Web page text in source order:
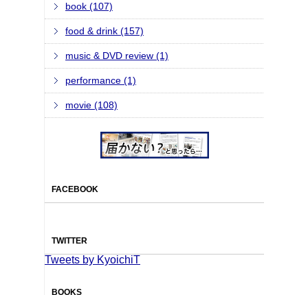
book (107)
food & drink (157)
music & DVD review (1)
performance (1)
movie (108)
FACEBOOK
TWITTER
Tweets by KyoichiT
BOOKS